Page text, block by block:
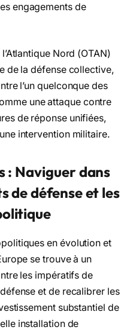
engagements de
Nord (OTAN)
de la défense collective,
l’un quelconque des
une attaque contre
de réponse unifiées,
intervention militaire.
: Naviguer dans
de défense et les
en évolution et
se trouve à un
les impératifs de
et de recalibrer les
substantiel de
installation de